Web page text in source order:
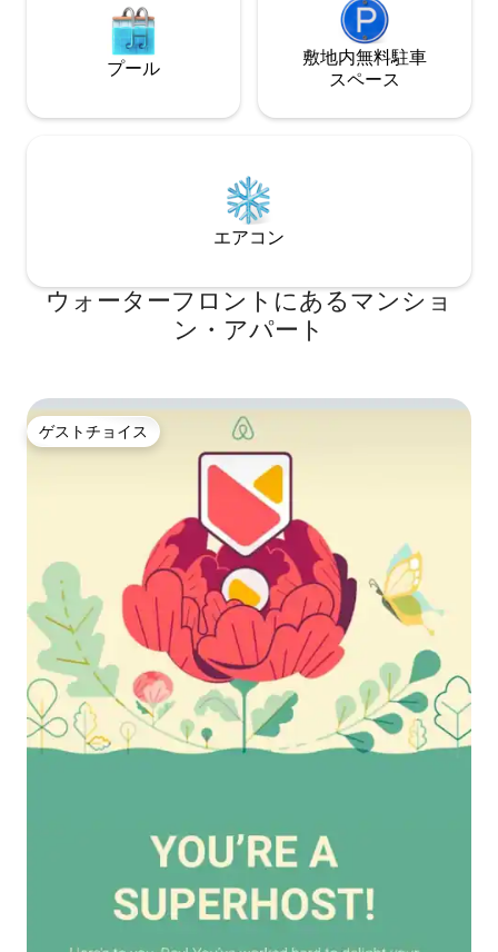
イ（南アフリカのバーベキュー）を楽し
んだり、ダムに月明かりがキラキラと降
り注ぐのを眺めながらリラックスしたり
できます。スリルを求める方には、ヴァ
スポーツを楽しむなど、楽しみ方は無限
ど近いのに、まるで別世界にいるかのよ
うな感覚を味わえます。充電したい、お
祝いしたい、探索したい、どんな目的で
訪れても、この宿泊施設には思い出に残
す。
プール
敷地内無料駐⁠車
ス⁠ペ⁠ー⁠ス
エアコン
ウォーターフロントにあるマンショ
ン・アパート
ゲストチョイス
ゲストチョイス